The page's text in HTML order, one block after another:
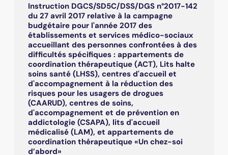
Instruction DGCS/SD5C/DSS/DGS n°2017-142
du 27 avril 2017 relative à la campagne
budgétaire pour l'année 2017 des
établissements et services médico-sociaux
accueillant des personnes confrontées à des
difficultés spécifiques : appartements de
coordination thérapeutique (ACT), Lits halte
soins santé (LHSS), centres d'accueil et
d'accompagnement à la réduction des
risques pour les usagers de drogues
(CAARUD), centres de soins,
d'accompagnement et de prévention en
addictologie (CSAPA), lits d'accueil
médicalisé (LAM), et appartements de
coordination thérapeutique «Un chez-soi
d’abord»